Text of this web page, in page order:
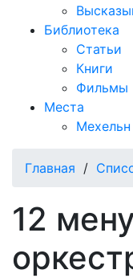
Библиотека
Статьи
Книги
Фильмы
Места
Главная /
12